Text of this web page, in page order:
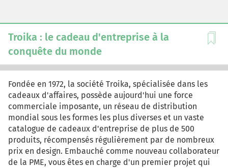
Troika : le cadeau d'entreprise à la
conquête du monde
Fondée en 1972, la société Troika, spécialisée dans les
cadeaux d'affaires, possède aujourd'hui une force
commerciale imposante, un réseau de distribution
mondial sous les formes les plus diverses et un vaste
catalogue de cadeaux d'entreprise de plus de 500
produits, récompensés régulièrement par de nombreux
prix en design. Embauché comme nouveau collaborateur
de la PME, vous êtes en charge d'un premier projet qui